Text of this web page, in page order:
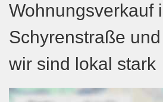
Wohnungsverkauf
Schyrenstraße
wir sind lokal stark